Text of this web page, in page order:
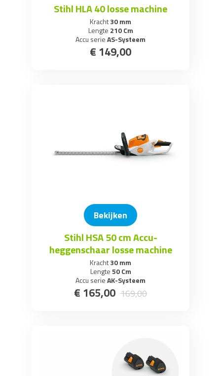
Stihl HLA 40 losse machine
Kracht30 mm
Lengte 210 Cm
Accu serieAS-Systeem
€ 149,00
Bekijken
Stihl HSA 50 cm Accu-
heggenschaar losse machine
Kracht30 mm
Lengte50 Cm
Accu serieAK-Systeem
€ 165,00 169,00